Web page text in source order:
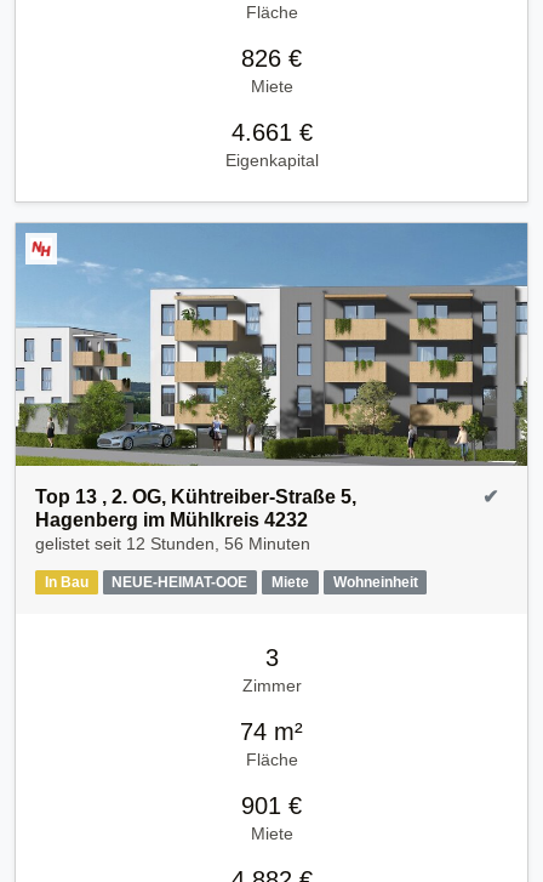
Fläche
826 €
Miete
4.661 €
Eigenkapital
Top 13 , 2. OG, Kühtreiber-Straße 5,
Hagenberg im Mühlkreis 4232
gelistet seit 12 Stunden, 56 Minuten
In Bau NEUE-HEIMAT-OOE Miete Wohneinheit
✔
3
Zimmer
74 m²
Fläche
901 €
Miete